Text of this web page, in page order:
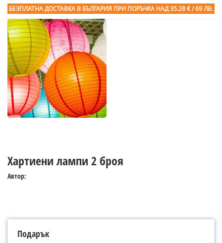
БЕЗПЛАТНА ДОСТАВКА В БЪЛГАРИЯ ПРИ ПОРЪЧКА НАД 35.28 € / 69 ЛВ.
Хартиени лампи 2 броя
Автор:
Подарък